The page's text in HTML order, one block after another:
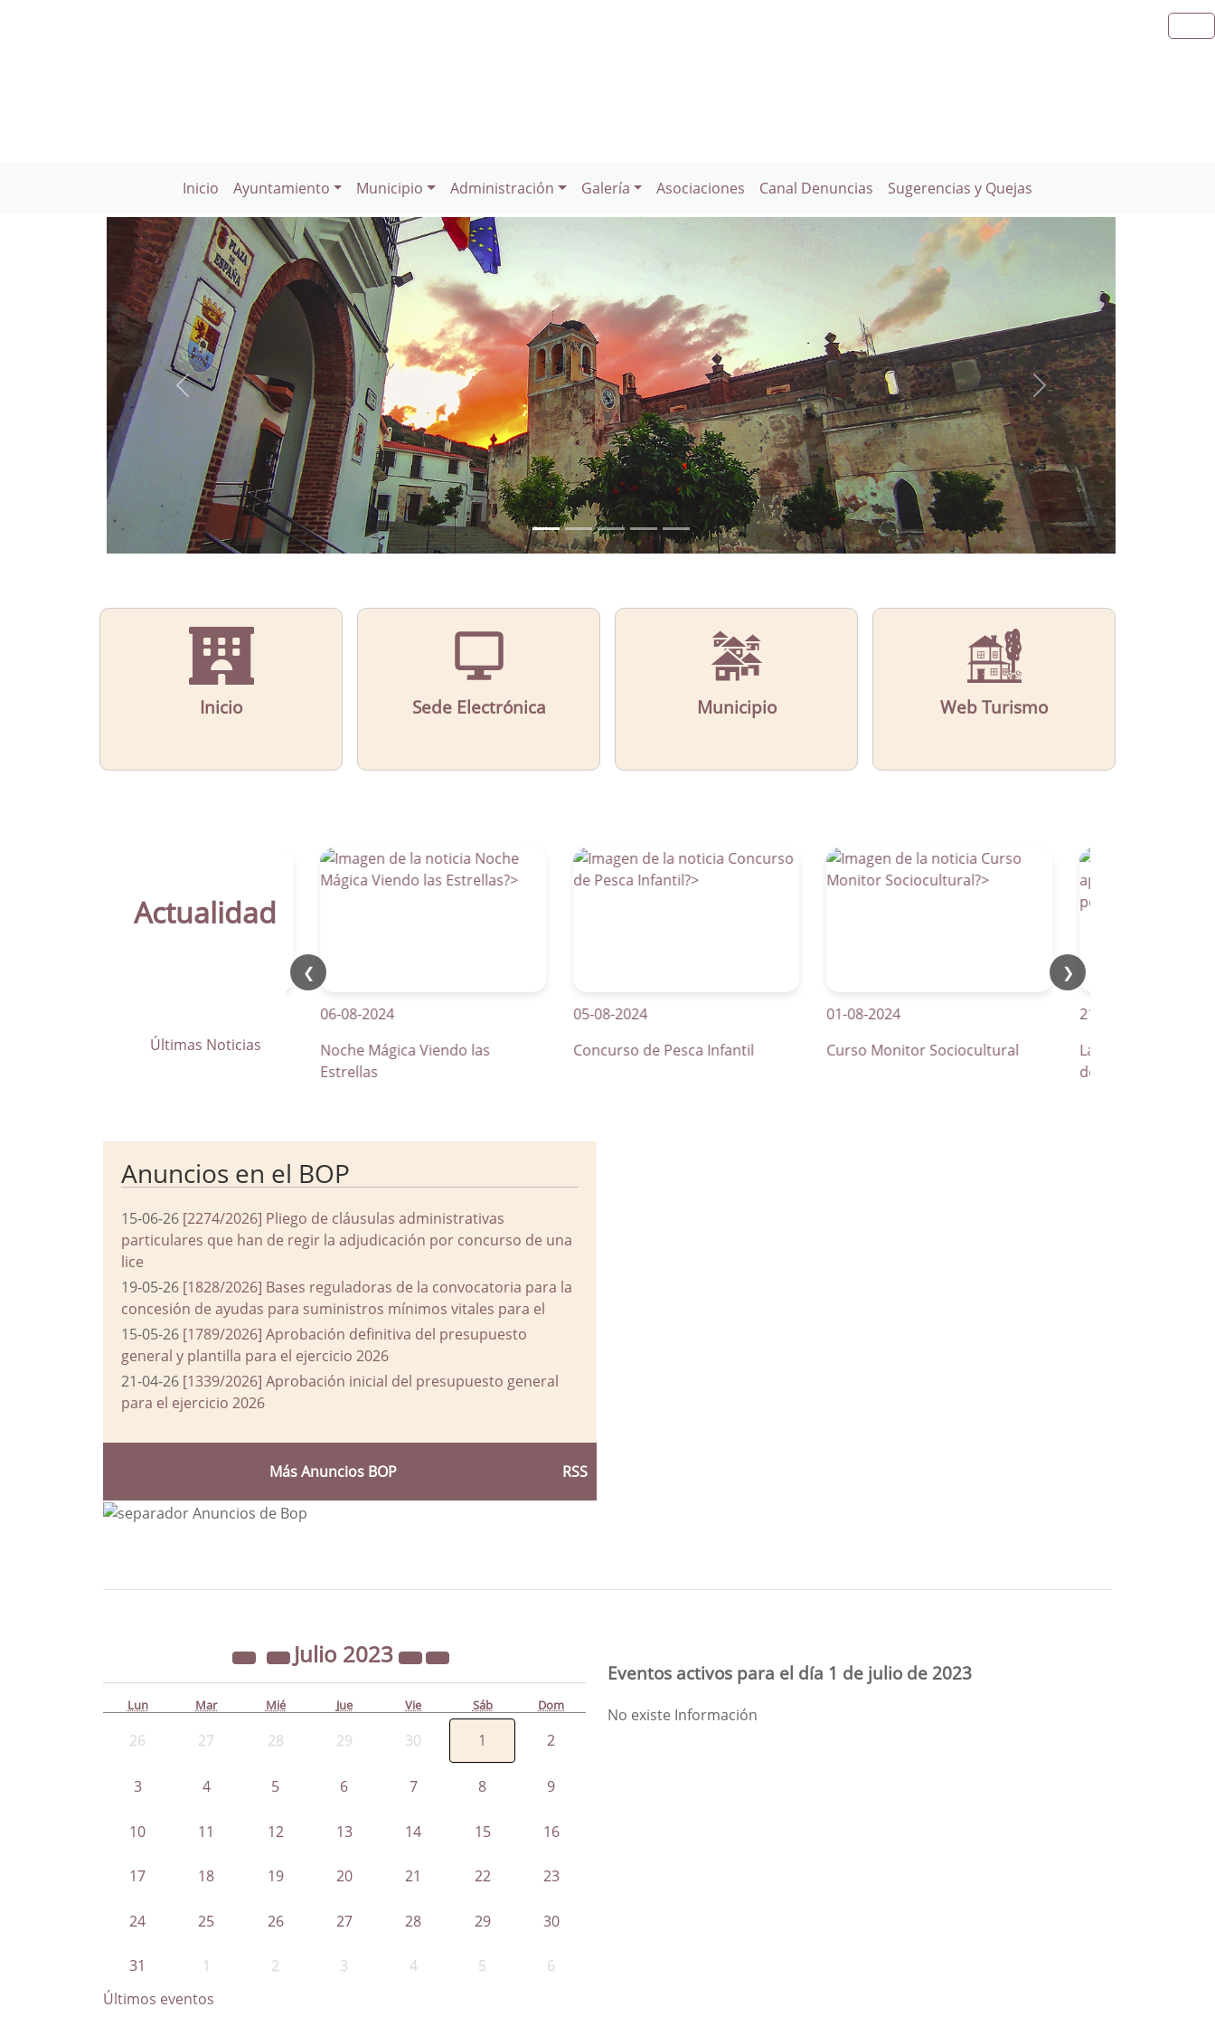
Inicio Ayuntamiento Municipio Administración Galería Asociaciones Canal Denuncias Sugerencias y Quejas
Inicio Sede Electrónica Municipio Web Turismo
Actualidad
Últimas Noticias
❮ ❯
La Parra apuesta por los pasos
06-08-2024
Noche Mágica Viendo las
Estrellas
05-08-2024
Concurso de Pesca Infantil
01-08-2024
Curso Monitor Sociocultural
21-04-2026
La Parra apuesta por
de peatones inteligentes
Anuncios en el BOP
15-06-26 [2274/2026] Pliego de cláusulas administrativas
particulares que han de regir la adjudicación por concurso de una
lice
19-05-26 [1828/2026] Bases reguladoras de la convocatoria para la
concesión de ayudas para suministros mínimos vitales para el
15-05-26 [1789/2026] Aprobación definitiva del presupuesto
general y plantilla para el ejercicio 2026
21-04-26 [1339/2026] Aprobación inicial del presupuesto general
para el ejercicio 2026
Más Anuncios BOP RSS
Julio 2023
Lun Mar Mié Jue Vie Sáb Dom
26 27 28 29 30 1 2
3 4 5 6 7 8 9
10 11 12 13 14 15 16
17 18 19 20 21 22 23
24 25 26 27 28 29 30
31 1 2 3 4 5 6
Eventos activos para el día 1 de julio de 2023
No existe Información
Últimos eventos